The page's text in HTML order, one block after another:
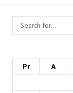
Pr A